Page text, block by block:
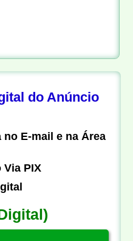
do Anúncio
E-mail e na Área
Via PIX